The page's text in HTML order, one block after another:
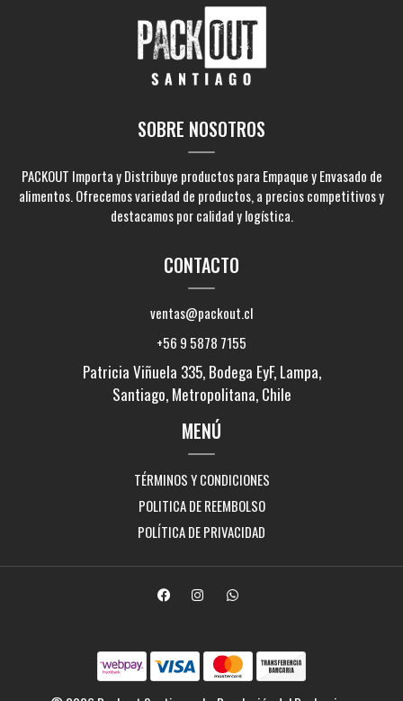
SOBRE NOSOTROS
PACKOUT Importa y Distribuye productos para Empaque y Envasado de
alimentos. Ofrecemos variedad de productos, a precios competitivos y
destacamos por calidad y logística.
CONTACTO
ventas@packout.cl
+56 9 5878 7155
Patricia Viñuela 335, Bodega EyF, Lampa,
Santiago, Metropolitana, Chile
MENÚ
TÉRMINOS Y CONDICIONES
POLITICA DE REEMBOLSO
POLÍTICA DE PRIVACIDAD